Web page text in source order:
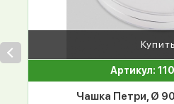
Купить
Артикул:
Чашка Петри, Ø